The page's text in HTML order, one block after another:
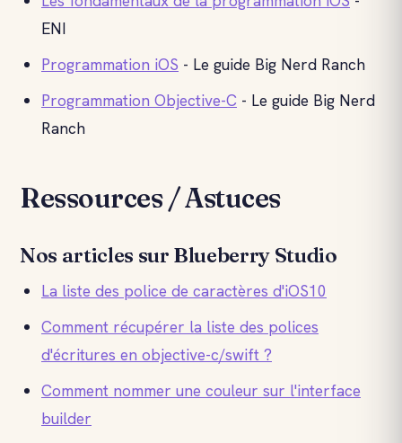
ENI
Programmation iOS - Le guide Big Nerd Ranch
Programmation Objective-C - Le guide Big Nerd
Ranch
Ressources / Astuces
Nos articles sur Blueberry Studio
La liste des police de caractères d'iOS10
Comment récupérer la liste des polices
d'écritures en objective-c/swift ?
Comment nommer une couleur sur l'interface
builder